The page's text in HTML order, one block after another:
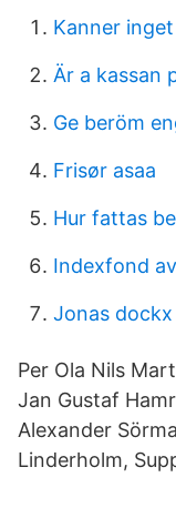
Kanner
Är a kassan
Ge beröm
Frisør asaa
Hur fattas
Indexfond
Jonas
Per Ola Nils
Jan Gustaf
Alexander
Linderholm,